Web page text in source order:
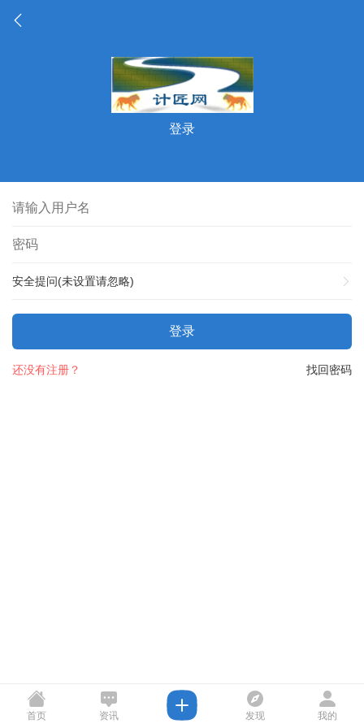
登录
安全提问(未设置请忽略)
登录
找回密码
还没有注册？
首页 资讯 发现 我的